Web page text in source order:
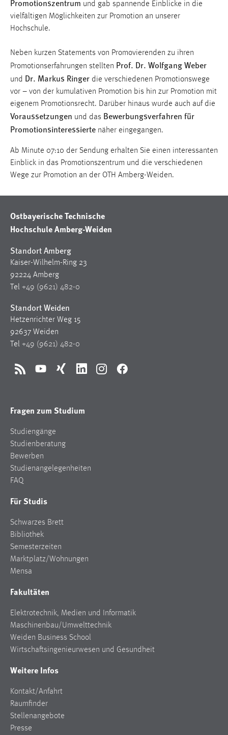
Promotionszentrum und gab spannende Einblicke in die
vielfältigen Möglichkeiten zur Promotion an unserer
Hochschule.
Neben kurzen Statements von Promovierenden zu ihren
Promotionserfahrungen stellten Prof. Dr. Wolfgang Weber
und Dr. Markus Ringer die verschiedenen Promotionswege
vor – von der kumulativen Promotion bis hin zur Promotion mit
eigenem Promotionsrecht. Darüber hinaus wurde auch auf die
Voraussetzungen und das Bewerbungsverfahren für
Promotionsinteressierte näher eingegangen.
Ab Minute 07:10 der Sendung erhalten Sie einen interessanten
Einblick in das Promotionszentrum und die verschiedenen
Wege zur Promotion an der OTH Amberg-Weiden.
Ostbayerische Technische
Hochschule Amberg-Weiden
Standort Amberg
Kaiser-Wilhelm-Ring 23
92224 Amberg
Tel +49 (9621) 482-0
Standort Weiden
Hetzenrichter Weg 15
92637 Weiden
Tel +49 (9621) 482-0
RSS YouTubeXing LinkedInInstagramFacebook
Fragen zum Studium
Studiengänge
Studienberatung
Bewerben
Studienangelegenheiten
FAQ
Für Studis
Schwarzes Brett
Bibliothek
Semesterzeiten
Marktplatz/Wohnungen
Mensa
Fakultäten
Elektrotechnik, Medien und Informatik
Maschinenbau/Umwelttechnik
Weiden Business School
Wirtschaftsingenieurwesen und Gesundheit
Weitere Infos
Kontakt/Anfahrt
Raumfinder
Stellenangebote
Presse
Zweck:
Das Cookie speichert die gewählte Sprache der Website.
30 Tage
Chat
Name:
MibewSessionID, MIBEW_UserID, mibew_locale, mibew-
chat-frame-style-5e9dbeb1811c0446
Wird benötigt um die Chatfunktion nutzen zu können.
Cookie Laufzeit:
5e9dbeb1811c0446 = Sitzungslaufzeit, mibew_locale = 3
Name:
fe_user, be_user, be_lastLoginProvider
Zweck:
einloggen zu können.
Cookie Laufzeit:
24 Stunden
Diese Informationen helfen uns zu verstehen, wie
Matomo
Name:
Zugriffsstatistik
Cookie Laufzeit:
Max. 13 Monate
Marketing Cookies werden von Drittanbietern
Sie tun dies, indem sie Besucher über Websites
hinweg verfolgen.
Google Ads
Name:
Anbieter:
Google Ireland Limited